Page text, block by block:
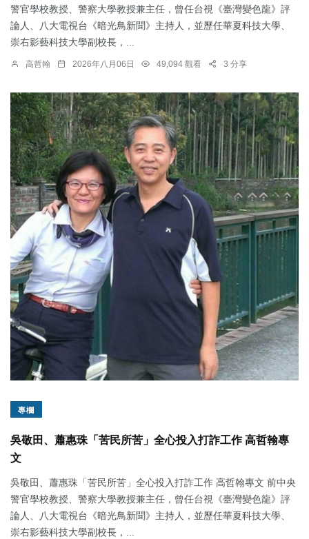
警官學校教授、警察大學教授兼主任，曾任台視《臺灣變色龍》評
論人、八大電視台《暗光鳥新聞》主持人，並歷任華夏科技大學、
崇右影藝科技大學副校長，...
高哲翰 2026年八月06日 49,094 觀看 3 分享
專欄
吳敬田、蕭惠珠「苦民所苦」全心投入打詐工作 高哲翰專
文
吳敬田、蕭惠珠「苦民所苦」全心投入打詐工作 高哲翰專文 前中央
警官學校教授、警察大學教授兼主任，曾任台視《臺灣變色龍》評
論人、八大電視台《暗光鳥新聞》主持人，並歷任華夏科技大學、
崇右影藝科技大學副校長，...